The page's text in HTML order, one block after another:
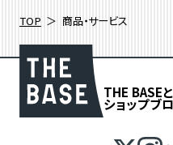
TOP 商品・サービス
THE BASE
ショップブ